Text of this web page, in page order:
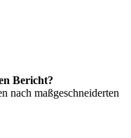
Bericht?
nach maßgeschneiderten